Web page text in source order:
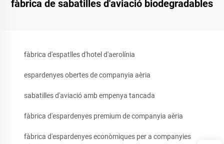
fàbrica de sabatilles d'aviació biodegradables
fàbrica d'espatlles d'hotel d'aerolínia
espardenyes obertes de companyia aèria
sabatilles d'aviació amb empenya tancada
fàbrica d'espardenyes premium de companyia aèria
fàbrica d'espardenyes econòmiques per a companyies